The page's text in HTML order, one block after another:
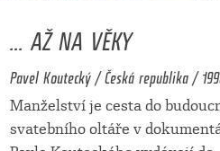
... AŽ NA VĚKY
Pavel Koutecký / Česká republika /
Manželství je cesta do
svatebního oltáře v